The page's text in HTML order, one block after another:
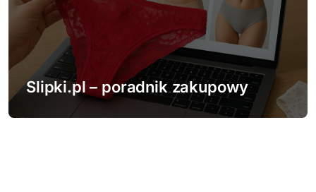
Slipki.pl – poradnik zakupowy